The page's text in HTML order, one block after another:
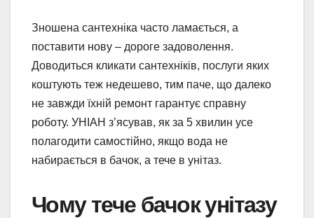
Зношена сантехніка часто ламається, а
поставити нову – дороге задоволення.
Доводиться кликати сантехніків, послуги яких
коштують теж недешево, тим паче, що далеко
не завжди їхній ремонт гарантує справну
роботу. УНІАН з’ясував, як за 5 хвилин усе
полагодити самостійно, якщо вода не
набирається в бачок, а тече в унітаз.
Чому тече бачок унітазу